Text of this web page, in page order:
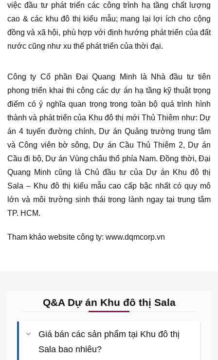
việc đầu tư phát triển các công trình hạ tầng chất lượng
cao & các khu đô thị kiểu mẫu; mang lại lợi ích cho cộng
đồng và xã hội, phù hợp với định hướng phát triển của đất
nước cũng như xu thế phát triển của thời đại.
Công ty Cổ phần Đại Quang Minh là Nhà đầu tư tiên
phong triển khai thi công các dự án hạ tầng kỹ thuật trọng
điểm có ý nghĩa quan trọng trong toàn bộ quá trình hình
thành và phát triển của Khu đô thị mới Thủ Thiêm như: Dự
án 4 tuyến đường chính, Dự án Quảng trường trung tâm
và Công viên bờ sông, Dự án Cầu Thủ Thiêm 2, Dự án
Cầu đi bộ, Dự án Vùng châu thổ phía Nam. Đồng thời, Đại
Quang Minh cũng là Chủ đầu tư của Dự án Khu đô thị
Sala – Khu đô thị kiểu mẫu cao cấp bậc nhất có quy mô
lớn và môi trường sinh thái trong lành ngay tại trung tâm
TP. HCM.
Tham khảo website công ty: www.dqmcorp.vn
Q&A Dự án Khu đô thị Sala
Giá bán các sản phẩm tại Khu đô thị
Sala bao nhiêu?